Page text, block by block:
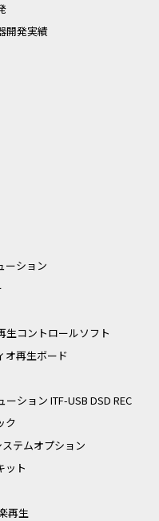
開発実績
ーション
生コントロールソフト
オ再生ボード
ション ITF-USB DSD REC
ク
テムオプション
ット
再生